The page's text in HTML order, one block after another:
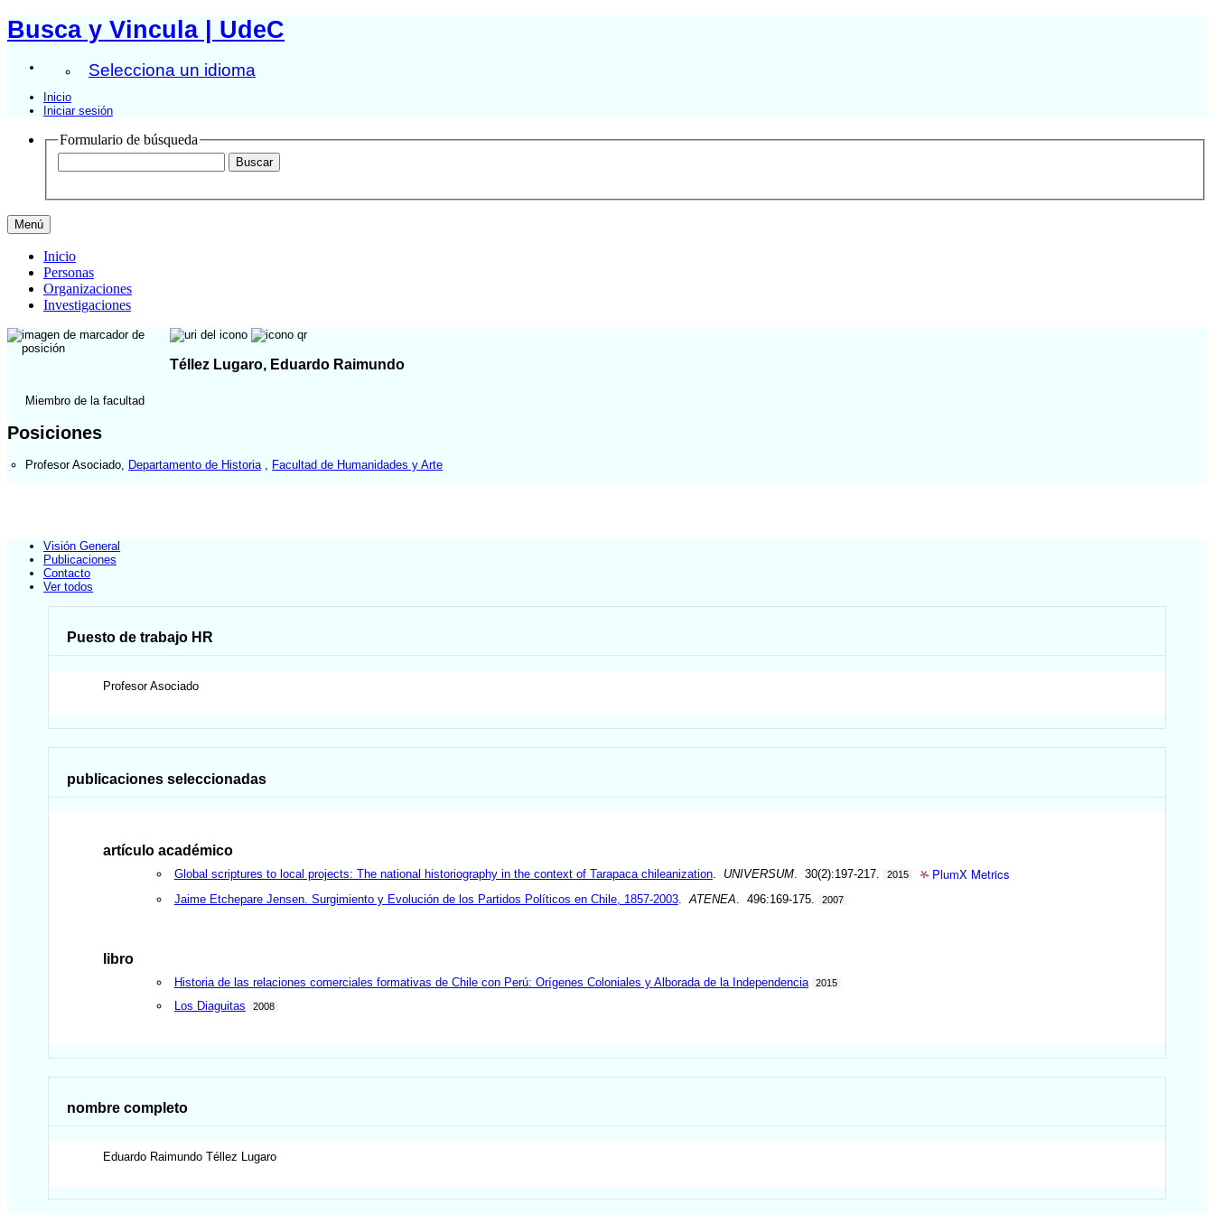
Busca y Vincula | UdeC
Selecciona un idioma
Inicio
Iniciar sesión
Formulario de búsqueda
Menú
Inicio
Personas
Organizaciones
Investigaciones
Téllez Lugaro, Eduardo Raimundo
Miembro de la facultad
Posiciones
Profesor Asociado Departamento de Historia Facultad de Humanidades y Arte
Visión General
Publicaciones
Contacto
Ver todos
Puesto de trabajo HR
Profesor Asociado
publicaciones seleccionadas
artículo académico
Global scriptures to local projects: The national historiography in the context of Tarapaca chileanization. UNIVERSUM. 30(2):197-217. 2015 PlumX Metrics
Jaime Etchepare Jensen. Surgimiento y Evolución de los Partidos Políticos en Chile, 1857-2003. ATENEA . 496:169-175. 2007
libro
Historia de las relaciones comerciales formativas de Chile con Perú: Orígenes Coloniales y Alborada de la Independencia 2015
Los Diaguitas 2008
nombre completo
Eduardo Raimundo Téllez Lugaro